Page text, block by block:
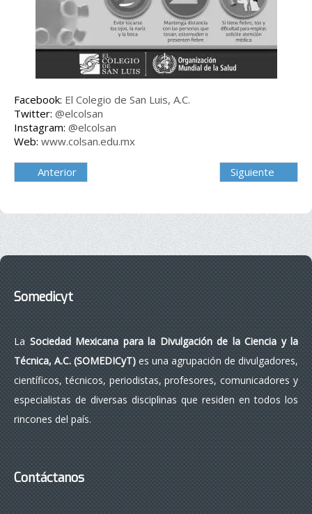
Facebook: El Colegio de San Luis, A.C.
Twitter: @elcolsan
Instagram: @elcolsan
Web: www.colsan.edu.mx
Anterior Siguiente
Somedicyt
LaSociedad Mexicana para la Divulgación de la Ciencia y la
Técnica, A.C. (SOMEDICyT)es una agrupación de divulgadores,
científicos, técnicos, periodistas, profesores, comunicadores y
especialistas de diversas disciplinas que residen en todos los
rincones del país.
Contáctanos